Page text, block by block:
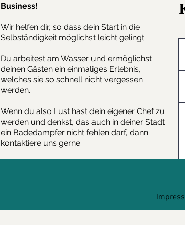
Business!​
Wir helfen dir, so dass dein Start in die
Selbständigkeit möglichst leicht gelingt.
Du arbeitest am Wasser und ermöglichst
deinen Gästen ein einmaliges Erlebnis,
welches sie so schnell nicht vergessen
werden.
Wenn du also Lust hast dein eigener Chef zu
werden und denkst, das auch in deiner Stadt
ein Badedampfer nicht fehlen darf, dann
kontaktiere uns gerne.